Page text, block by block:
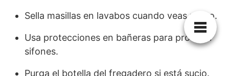
Sella masillas en lavabos cuando veas moho.
Usa protecciones en bañeras para proteger
sifones.
Purga el botella del fregadero si está sucio.